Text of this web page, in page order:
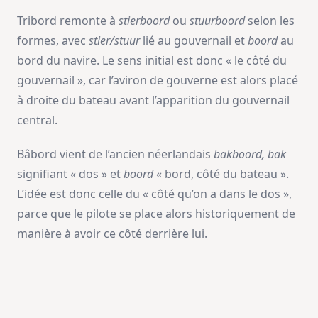
Tribord remonte à stierboordou stuurboordselon les
formes, avec stier/stuurlié au gouvernail etboordau
bord du navire. Le sens initial est donc « le côté du
gouvernail », car l’aviron de gouverne est alors placé
à droite du bateau avant l’apparition du gouvernail
central.
Bâbord vient de l’ancien néerlandais bakboord, bak
signifiant « dos » etboord« bord, côté du bateau ».
L’idée est donc celle du « côté qu’on a dans le dos »,
parce que le pilote se place alors historiquement de
manière à avoir ce côté derrière lui.